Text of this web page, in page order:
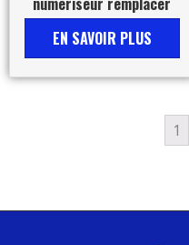
EN SAVOIR PLUS
1